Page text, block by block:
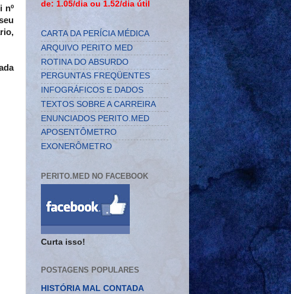
nº
de: 1.05/dia ou 1.52/dia útil
CARTA DA PERÍCIA MÉDICA
ARQUIVO PERITO MED
ROTINA DO ABSURDO
PERGUNTAS FREQÜENTES
INFOGRÁFICOS E DADOS
TEXTOS SOBRE A CARREIRA
ENUNCIADOS PERITO.MED
APOSENTÔMETRO
EXONERÔMETRO
PERITO.MED NO FACEBOOK
Curta isso!
POSTAGENS POPULARES
HISTÓRIA MAL CONTADA